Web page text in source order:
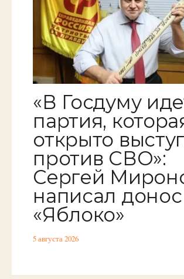
«В Госдуму
партия,
открыто
против СВО»:
Сергей
написал
«Яблоко»
5 августа 2026